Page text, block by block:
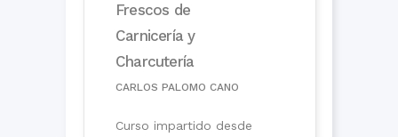
Frescos de
Carnicería y
Charcutería
CARLOS PALOMO CANO
Curso impartido desde